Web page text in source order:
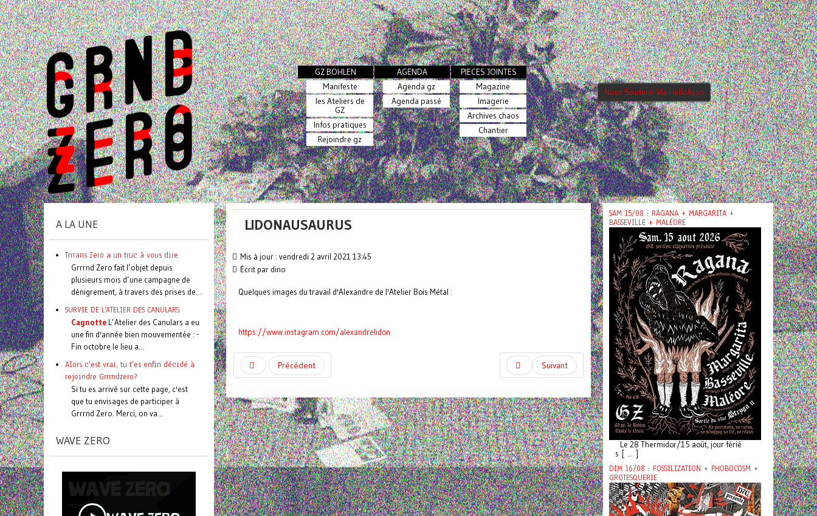
GZ BOHLEN
Manifeste
les Ateliers de
GZ
Infos pratiques
Rejoindre gz
AGENDA
Agenda gz
Agenda passé
PIECES JOINTES
Magazine
Imagerie
Archives chaos
Chantier
Nous Soutenir Via HelloAsso
LIDONAUSAURUS
Mis à jour : vendredi 2 avril 2021 13:45
Écrit par dino
Quelques images du travail d'Alexandre de l'Atelier Bois Métal :
https://www.instagram.com/alexandrelidon
Précédent Suivant
A LA UNE
Trrrans Zero a un truc à vous dire
Grrrnd Zero fait l’objet depuis
plusieurs mois d’une campagne de
dénigrement, à travers des prises de...
SURVIE DE L'ATELIER DES CANULARS
Cagnotte L’Atelier des Canulars a eu
une fin d'année bien mouvementée : -
Fin octobre le lieu a...
Alors c'est vrai, tu t'es enfin décidé à
rejoindre Grrrndzero?
Si tu es arrivé sur cette page, c'est
que tu envisages de participer à
Grrrnd Zero. Merci, on va...
WAVE ZERO
SAM 15/08 : RAGANA + MARGARITA +
BASSEVILLE + MALÉORE
Le 28 Thermidor/15 août, jour férié
s [ ... ]
DIM 16/08 : FOSSILIZATION + PHOBOCOSM +
GROTESQUERIE